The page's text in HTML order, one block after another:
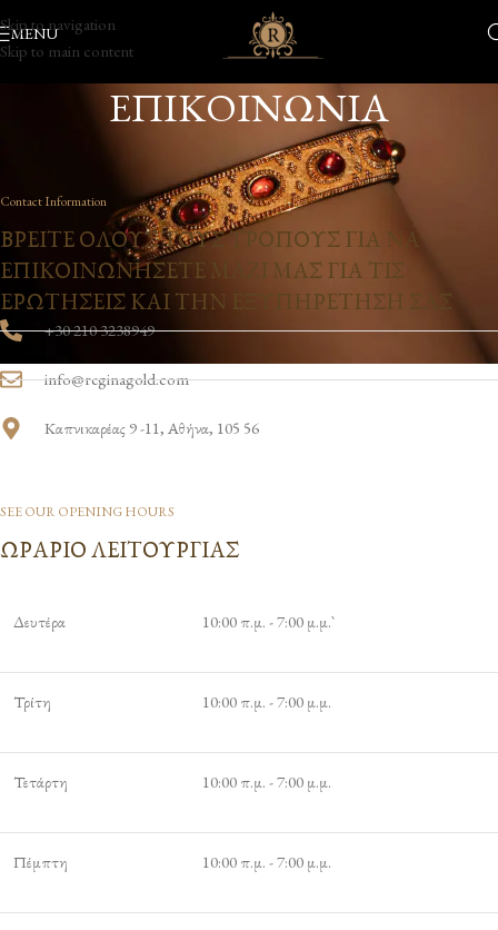
Skip to navigation
Skip to main content
MENU
ΕΠΙΚΟΙΝΩΝΙΑ
Contact Information
ΒΡΕΙΤΕ ΟΛΟΥΣ ΤΟΥΣ ΤΡΟΠΟΥΣ ΓΙΑ ΝΑ
ΕΠΙΚΟΙΝΩΝΗΣΕΤΕ ΜΑΖΙ ΜΑΣ ΓΙΑ ΤΙΣ
ΕΡΩΤΗΣΕΙΣ ΚΑΙ ΤΗΝ ΕΞΥΠΗΡΕΤΗΣΗ ΣΑΣ
+30 210 3238949
info@reginagold.com
Καπνικαρέας 9 -11, Αθήνα, 105 56
SEE OUR OPENING HOURS
ΩΡΑΡΙΟ ΛΕΙΤΟΥΡΓΙΑΣ
Δευτέρα 10:00 π.μ. - 7:00 μ.μ.`
Τρίτη 10:00 π.μ. - 7:00 μ.μ.
Τετάρτη 10:00 π.μ. - 7:00 μ.μ.
Πέμπτη 10:00 π.μ. - 7:00 μ.μ.